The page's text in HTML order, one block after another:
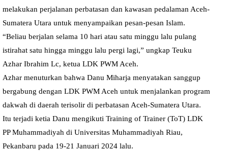
melakukan perjalanan perbatasan dan kawasan pedalaman Aceh-
Sumatera Utara untuk menyampaikan pesan-pesan Islam.
“Beliau berjalan selama 10 hari atau satu minggu lalu pulang
istirahat satu hingga minggu lalu pergi lagi,” ungkap Teuku
Azhar Ibrahim Lc, ketua LDK PWM Aceh.
Azhar menuturkan bahwa Danu Miharja menyatakan sanggup
bergabung dengan LDK PWM Aceh untuk menjalankan program
dakwah di daerah terisolir di perbatasan Aceh-Sumatera Utara.
Itu terjadi ketia Danu mengikuti Training of Trainer (ToT) LDK
PP Muhammadiyah di Universitas Muhammadiyah Riau,
Pekanbaru pada 19-21 Januari 2024 lalu.